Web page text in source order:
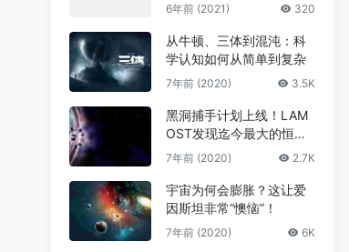
6年前 (2021) 320
从牛顿、三体到混沌：科
学认知如何从简单到复杂
7年前 (2020) 3.5K
黑洞捕手计划上线！LAM
OST发现迄今最大的恒星
级黑洞
7年前 (2020) 2.7K
宇宙为何会膨胀？这让爱
因斯坦非常“懊恼”！
7年前 (2020) 6K